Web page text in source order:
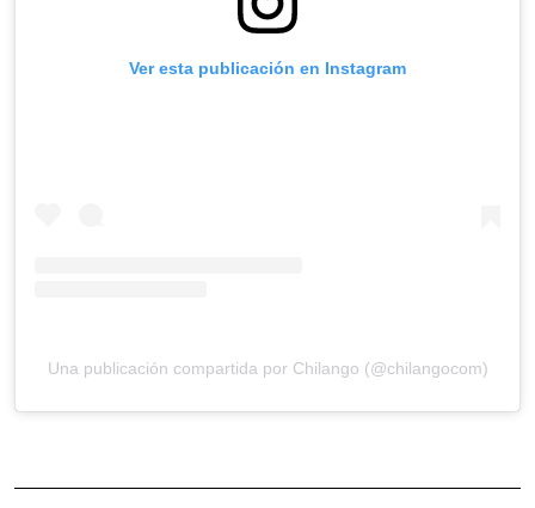
Ver esta publicación en Instagram
Una publicación compartida por Chilango (@chilangocom)